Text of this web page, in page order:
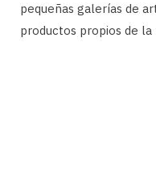
pequeñas galerías de
productos propios de la